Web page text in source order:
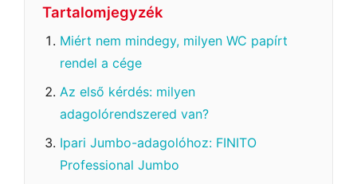
Tartalomjegyzék
Miért nem mindegy, milyen WC papírt
rendel a cége
Az első kérdés: milyen
adagolórendszered van?
Ipari Jumbo-adagolóhoz: FINITO
Professional Jumbo